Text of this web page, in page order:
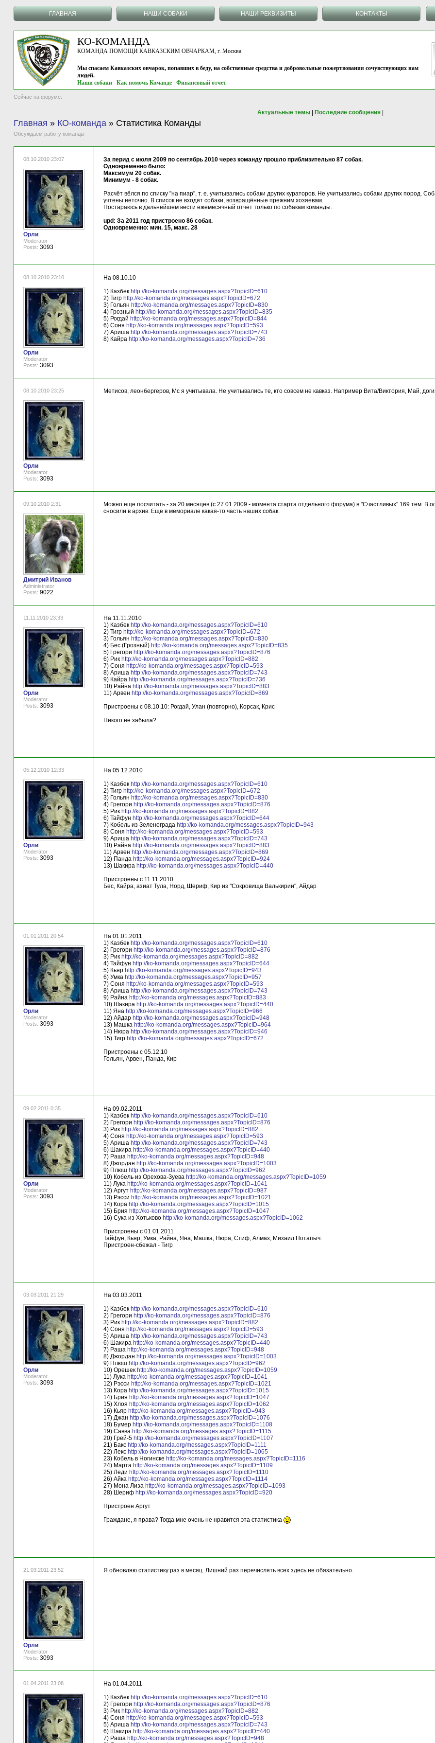
ГЛАВНАЯ НАШИ СОБАКИ НАШИ РЕКВИЗИТЫ КОНТАКТЫ
КО-КОМАНДА
КОМАНДА ПОМОЩИ КАВКАЗСКИМ ОВЧАРКАМ, г. Москва
Мы спасаем Кавказских овчарок, попавших в беду, на собственные средства и добровольные пожертвования сочувствующих нам
людей.
Наши собаки
Как помочь Команде Финансовый отчет
Сейчас на форуме:
Актуальные темы Последние сообщения
Главная » КО-команда » Статистика Команды
Обсуждаем работу команды
08.10.2010 23:07
Орли
Moderator
Posts: 3093
За перид с июля 2009 по сентябрь 2010 через команду прошло приблизительно 87 собак.
Одновременно было:
Максимум 20 собак.
Минимум - 8 собак.
Расчёт вёлся по списку "на пиар", т. е. учитывались собаки других кураторов. Не учитывались собаки других пород.
учтены неточно. В список не входят собаки, возвращённые прежним хозяевам.
Постараюсь в дальнейшем вести ежемесячный отчёт только по собакам команды.
upd: За 2011 год пристроено 86 собак.
Одновременно: мин. 15, макс. 28
08.10.2010 23:10
Орли
Moderator
Posts: 3093
На 08.10.10
1) Казбек http://ko-komanda.org/messages.aspx?TopicID=610
2) Тигр http://ko-komanda.org/messages.aspx?TopicID=672
3) Гольян http://ko-komanda.org/messages.aspx?TopicID=830
4) Грозный http://ko-komanda.org/messages.aspx?TopicID=835
5) Рогдай http://ko-komanda.org/messages.aspx?TopicID=844
6) Соня http://ko-komanda.org/messages.aspx?TopicID=593
7) Ариша http://ko-komanda.org/messages.aspx?TopicID=743
8) Кайра http://ko-komanda.org/messages.aspx?TopicID=736
08.10.2010 23:25
Орли
Moderator
Posts: 3093
Метисов, леонбергеров, Мс я учитывала. Не учитывались те, кто совсем не кавказ. Например Вита/Виктория, Май,
09.10.2010 2:31
Дмитрий Иванов
Administrator
Posts: 9022
Можно еще посчитать - за 20 месяцев (с 27.01.2009 - момента старта отдельного форума) в "Счастливых" 169 тем. В
сносили в архив. Еще в мемориале какая-то часть наших собак.
11.11.2010 23:33
Орли
Moderator
Posts: 3093
На 11.11.2010
1) Казбек http://ko-komanda.org/messages.aspx?TopicID=610
2) Тигр http://ko-komanda.org/messages.aspx?TopicID=672
3) Гольян http://ko-komanda.org/messages.aspx?TopicID=830
4) Бес (Грозный) http://ko-komanda.org/messages.aspx?TopicID=835
5) Грегори http://ko-komanda.org/messages.aspx?TopicID=876
6) Рик http://ko-komanda.org/messages.aspx?TopicID=882
7) Соня http://ko-komanda.org/messages.aspx?TopicID=593
8) Ариша http://ko-komanda.org/messages.aspx?TopicID=743
9) Кайра http://ko-komanda.org/messages.aspx?TopicID=736
10) Райна http://ko-komanda.org/messages.aspx?TopicID=883
11) Арвен http://ko-komanda.org/messages.aspx?TopicID=869
Пристроены с 08.10.10: Рогдай, Улан (повторно), Корсак, Крис
Никого не забыла?
05.12.2010 12:33
Орли
Moderator
Posts: 3093
На 05.12.2010
1) Казбек http://ko-komanda.org/messages.aspx?TopicID=610
2) Тигр http://ko-komanda.org/messages.aspx?TopicID=672
3) Гольян http://ko-komanda.org/messages.aspx?TopicID=830
4) Грегори http://ko-komanda.org/messages.aspx?TopicID=876
5) Рик http://ko-komanda.org/messages.aspx?TopicID=882
6) Тайфун http://ko-komanda.org/messages.aspx?TopicID=644
7) Кобель из Зеленограда http://ko-komanda.org/messages.aspx?TopicID=943
8) Соня http://ko-komanda.org/messages.aspx?TopicID=593
9) Ариша http://ko-komanda.org/messages.aspx?TopicID=743
10) Райна http://ko-komanda.org/messages.aspx?TopicID=883
11) Арвен http://ko-komanda.org/messages.aspx?TopicID=869
12) Панда http://ko-komanda.org/messages.aspx?TopicID=924
13) Шакира http://ko-komanda.org/messages.aspx?TopicID=440
Пристроены с 11.11.2010
Бес, Кайра, азиат Тула, Норд, Шериф, Кир из "Сокровища Валькирии", Айдар
01.01.2011 20:54
Орли
Moderator
Posts: 3093
На 01.01.2011
1) Казбек http://ko-komanda.org/messages.aspx?TopicID=610
2) Грегори http://ko-komanda.org/messages.aspx?TopicID=876
3) Рик http://ko-komanda.org/messages.aspx?TopicID=882
4) Тайфун http://ko-komanda.org/messages.aspx?TopicID=644
5) Кьяр http://ko-komanda.org/messages.aspx?TopicID=943
6) Умка http://ko-komanda.org/messages.aspx?TopicID=957
7) Соня http://ko-komanda.org/messages.aspx?TopicID=593
8) Ариша http://ko-komanda.org/messages.aspx?TopicID=743
9) Райна http://ko-komanda.org/messages.aspx?TopicID=883
10) Шакира http://ko-komanda.org/messages.aspx?TopicID=440
11) Яна http://ko-komanda.org/messages.aspx?TopicID=966
12) Айдар http://ko-komanda.org/messages.aspx?TopicID=948
13) Машка http://ko-komanda.org/messages.aspx?TopicID=964
14) Нюра http://ko-komanda.org/messages.aspx?TopicID=946
15) Тигр http://ko-komanda.org/messages.aspx?TopicID=672
Пристроены с 05.12.10
Гольян, Арвен, Панда, Кир
09.02.2011 0:35
Орли
Moderator
Posts: 3093
На 09.02.2011
1) Казбек http://ko-komanda.org/messages.aspx?TopicID=610
2) Грегори http://ko-komanda.org/messages.aspx?TopicID=876
3) Рик http://ko-komanda.org/messages.aspx?TopicID=882
4) Соня http://ko-komanda.org/messages.aspx?TopicID=593
5) Ариша http://ko-komanda.org/messages.aspx?TopicID=743
6) Шакира http://ko-komanda.org/messages.aspx?TopicID=440
7) Раша http://ko-komanda.org/messages.aspx?TopicID=948
8) Джордан http://ko-komanda.org/messages.aspx?TopicID=1003
9) Плюш http://ko-komanda.org/messages.aspx?TopicID=962
10) Кобель из Орехова-Зуева http://ko-komanda.org/messages.aspx?TopicID=1059
11) Лука http://ko-komanda.org/messages.aspx?TopicID=1041
12) Аргут http://ko-komanda.org/messages.aspx?TopicID=987
13) Рэсси http://ko-komanda.org/messages.aspx?TopicID=1021
14) Кора http://ko-komanda.org/messages.aspx?TopicID=1015
15) Брия http://ko-komanda.org/messages.aspx?TopicID=1047
16) Сука из Хотьково http://ko-komanda.org/messages.aspx?TopicID=1062
Пристроены с 01.01.2011
Тайфун, Кьяр, Умка, Райна, Яна, Машка, Нюра, Стиф, Алмаз, Михаил Потапыч.
Пристроен-сбежал - Тигр
03.03.2011 21:29
Орли
Moderator
Posts: 3093
На 03.03.2011
1) Казбек http://ko-komanda.org/messages.aspx?TopicID=610
2) Грегори http://ko-komanda.org/messages.aspx?TopicID=876
3) Рик http://ko-komanda.org/messages.aspx?TopicID=882
4) Соня http://ko-komanda.org/messages.aspx?TopicID=593
5) Ариша http://ko-komanda.org/messages.aspx?TopicID=743
6) Шакира http://ko-komanda.org/messages.aspx?TopicID=440
7) Раша http://ko-komanda.org/messages.aspx?TopicID=948
8) Джордан http://ko-komanda.org/messages.aspx?TopicID=1003
9) Плюш http://ko-komanda.org/messages.aspx?TopicID=962
10) Орешек http://ko-komanda.org/messages.aspx?TopicID=1059
11) Лука http://ko-komanda.org/messages.aspx?TopicID=1041
12) Рэсси http://ko-komanda.org/messages.aspx?TopicID=1021
13) Кора http://ko-komanda.org/messages.aspx?TopicID=1015
14) Брия http://ko-komanda.org/messages.aspx?TopicID=1047
15) Хлоя http://ko-komanda.org/messages.aspx?TopicID=1062
16) Кьяр http://ko-komanda.org/messages.aspx?TopicID=943
17) Джан http://ko-komanda.org/messages.aspx?TopicID=1076
18) Бумер http://ko-komanda.org/messages.aspx?TopicID=1108
19) Савва http://ko-komanda.org/messages.aspx?TopicID=1115
20) Грей-5 http://ko-komanda.org/messages.aspx?TopicID=1107
21) Бакс http://ko-komanda.org/messages.aspx?TopicID=1111
22) Лекс http://ko-komanda.org/messages.aspx?TopicID=1065
23) Кобель в Ногинске http://ko-komanda.org/messages.aspx?TopicID=1116
24) Марта http://ko-komanda.org/messages.aspx?TopicID=1109
25) Леди http://ko-komanda.org/messages.aspx?TopicID=1110
26) Айка http://ko-komanda.org/messages.aspx?TopicID=1114
27) Мона Лиза http://ko-komanda.org/messages.aspx?TopicID=1093
28) Шериф http://ko-komanda.org/messages.aspx?TopicID=920
Пристроен Аргут
Граждане, я права? Тогда мне очень не нравится эта статистика
21.03.2011 23:52
Орли
Moderator
Posts: 3093
Я обновляю статистику раз в месяц. Лишний раз перечислять всех здесь не обязательно.
01.04.2011 23:08
На 01.04.2011
1) Казбек http://ko-komanda.org/messages.aspx?TopicID=610
2) Грегори http://ko-komanda.org/messages.aspx?TopicID=876
3) Рик http://ko-komanda.org/messages.aspx?TopicID=882
4) Соня http://ko-komanda.org/messages.aspx?TopicID=593
5) Ариша http://ko-komanda.org/messages.aspx?TopicID=743
6) Шакира http://ko-komanda.org/messages.aspx?TopicID=440
7) Раша http://ko-komanda.org/messages.aspx?TopicID=948